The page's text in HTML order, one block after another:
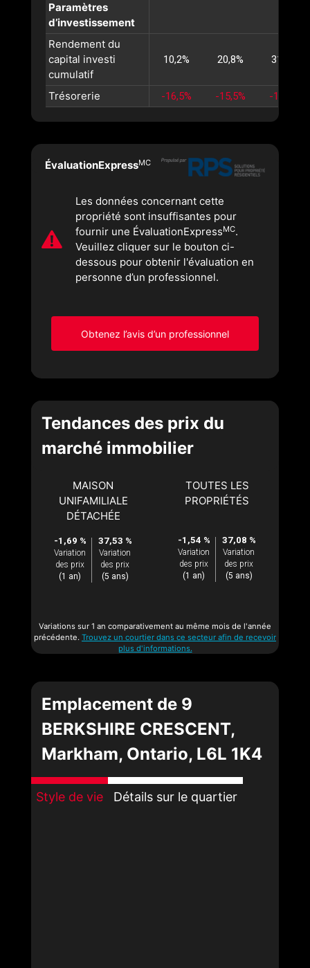
Paramètres
d’investissement
Rendement du
capital investi
cumulatif
10,2% 20,8% 31,7%
Trésorerie -16,5% -15,5% -14,5%
ÉvaluationExpressMC
Les données concernant cette
propriété sont insuffisantes pour
fournir une ÉvaluationExpressMC.
Veuillez cliquer sur le bouton ci-
dessous pour obtenir l'évaluation en
personne d’un professionnel.
Obtenez l’avis d’un professionnel
Tendances des prix du
marché immobilier
MAISON
UNIFAMILIALE
DÉTACHÉE
-1,69 %
Variation
des prix
(1 an)
37,53 %
Variation
des prix
(5 ans)
TOUTES LES
PROPRIÉTÉS
-1,54 %
Variation
des prix
(1 an)
37,08 %
Variation
des prix
(5 ans)
Variations sur 1 an comparativement au même mois de l'année
précédente. Trouvez un courtier dans ce secteur afin de recevoir
plus d'informations.
Emplacement de 9
BERKSHIRE CRESCENT,
Markham, Ontario, L6L 1K4
Style de vie Détails sur le quartier